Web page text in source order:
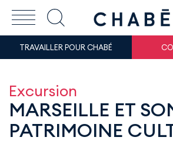
TRAVAILLER POUR CHABÉ
Excursion
MARSEILLE ET
PATRIMOINE